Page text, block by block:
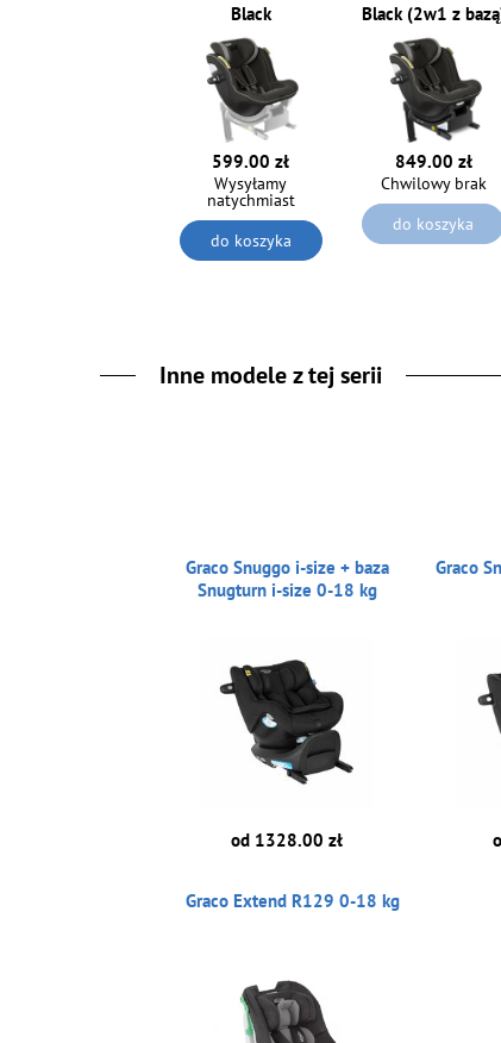
Black
599.00 zł
Wysyłamy
natychmiast
do koszyka
Black (2w1 z
849.00 zł
Chwilowy brak
do koszyka
Inne modele z tej serii
Graco Snuggo i-size + baza
Snugturn i-size 0-18 kg
od 1328.00 zł
Graco
Graco Extend R129 0-18 kg